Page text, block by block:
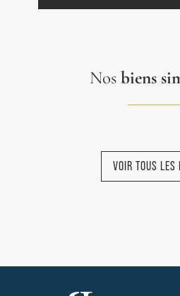
Nos biens
VOIR TOUS LES